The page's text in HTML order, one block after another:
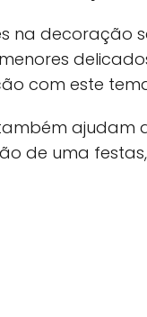
na decoração
com este
ajudam
de uma